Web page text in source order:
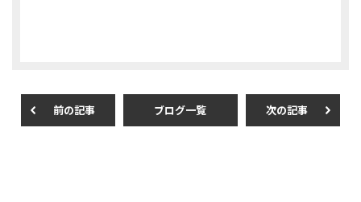
o
k
前の記事 ブログ一覧 次の記事